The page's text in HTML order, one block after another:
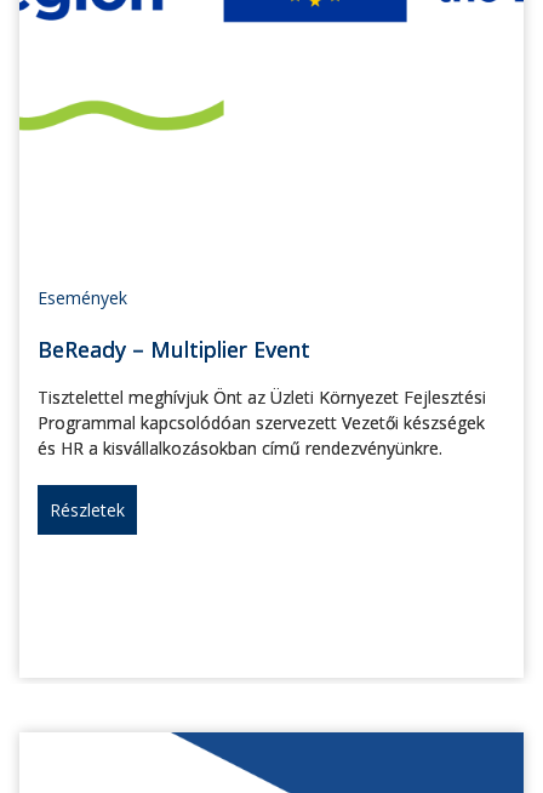
Események
BeReady – Multiplier Event
Tisztelettel meghívjuk Önt az Üzleti Környezet Fejlesztési
Programmal kapcsolódóan szervezett Vezetői készségek
és HR a kisvállalkozásokban című rendezvényünkre.
Részletek